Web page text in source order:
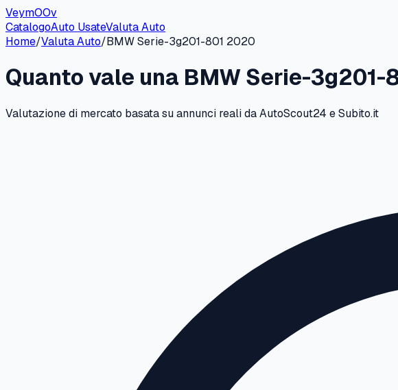
VeymOOv
CatalogoAuto UsateValuta Auto
Home/Valuta Auto/BMWSerie-3g201-801 2020
Quanto vale una BMWSerie-3g201-
Valutazione di mercato basata su annunci reali da AutoScout24 e Subito.it